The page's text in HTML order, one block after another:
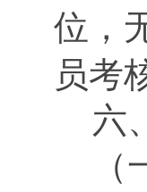
位，
员考
六